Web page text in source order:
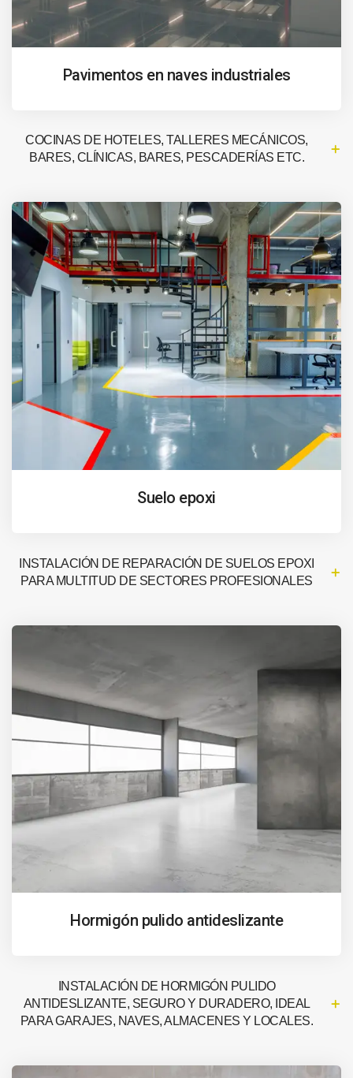
Pavimentos en naves industriales
COCINAS DE HOTELES, TALLERES MECÁNICOS,
BARES, CLÍNICAS, BARES, PESCADERÍAS ETC.
Suelo epoxi
INSTALACIÓN DE REPARACIÓN DE SUELOS EPOXI
PARA MULTITUD DE SECTORES PROFESIONALES
Hormigón pulido antideslizante
INSTALACIÓN DE HORMIGÓN PULIDO
ANTIDESLIZANTE, SEGURO Y DURADERO, IDEAL
PARA GARAJES, NAVES, ALMACENES Y LOCALES.